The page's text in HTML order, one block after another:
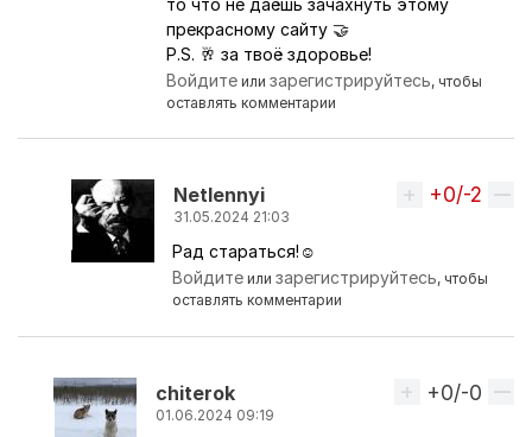
прекрасному сайту 🤝
P.S. 🥂 за твоё здоровье!
Войдите илизарегистрируйтесь, чтобы
оставлять комментарии
Netlennyi
31.05.2024 21:03
Ответ на комментарий пользователя
Вверх
+0/-2
Рад стараться!☺
Войдите илизарегистрируйтесь, чтобы
оставлять комментарии
chiterok
01.06.2024 09:19
Вверх
+0/-0